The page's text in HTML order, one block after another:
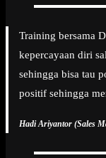
Training bersama
kepercayaan diri
sehingga bisa tau
positif sehingga
Hadi Ariyantor (Sales